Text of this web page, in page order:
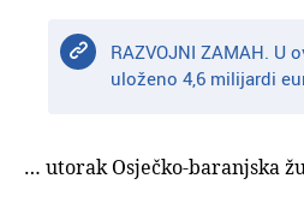
RAZVOJNI ZAMAH. U
uloženo 4,6 milijardi
… utorak Osječko-baranjska